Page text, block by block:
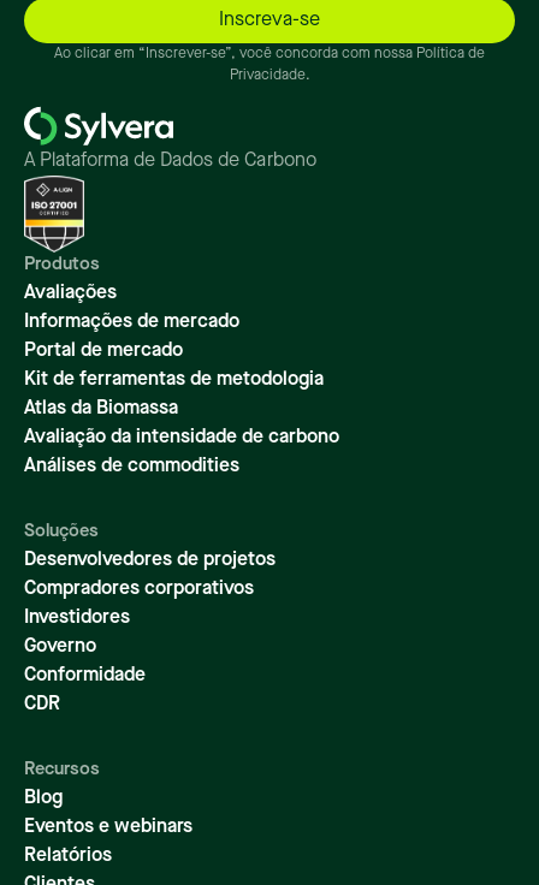
Ao clicar em “Inscrever-se”, você concorda com nossa Política de
Privacidade.
A Plataforma de Dados de Carbono
Produtos
Avaliações
Informações de mercado
Portal de mercado
Kit de ferramentas de metodologia
Atlas da Biomassa
Avaliação da intensidade de carbono
Análises de commodities
Soluções
Desenvolvedores de projetos
Compradores corporativos
Investidores
Governo
Conformidade
CDR
Recursos
Blog
Eventos e webinars
Relatórios